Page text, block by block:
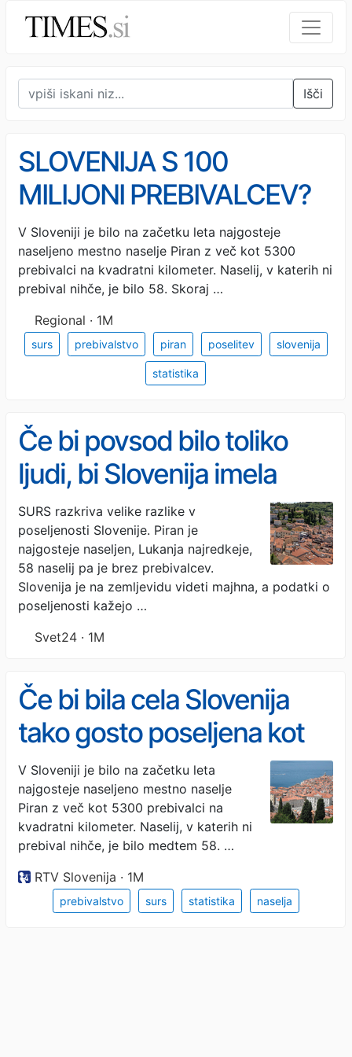
Išči
SLOVENIJA S 100
MILIJONI PREBIVALCEV?
Lahko, če bi bila tako gosto
naseljena kot Piran
V Sloveniji je bilo na začetku leta najgosteje
naseljeno mestno naselje Piran z več kot 5300
prebivalci na kvadratni kilometer. Naselij, v katerih ni
prebival nihče, je bilo 58. Skoraj …
Regional · 1M
surs prebivalstvo piran poselitev slovenija
statistika
Če bi povsod bilo toliko
ljudi, bi Slovenija imela
108.000.000 prebivalcev
SURS razkriva velike razlike v
poseljenosti Slovenije. Piran je
najgosteje naseljen, Lukanja najredkeje,
58 naselij pa je brez prebivalcev.
Slovenija je na zemljevidu videti majhna, a podatki o
poseljenosti kažejo …
Svet24 · 1M
Če bi bila cela Slovenija
tako gosto poseljena kot
Piran, bi imela več kot 100
milijonov prebivalcev
V Sloveniji je bilo na začetku leta
najgosteje naseljeno mestno naselje
Piran z več kot 5300 prebivalci na
kvadratni kilometer. Naselij, v katerih ni
prebival nihče, je bilo medtem 58. …
RTV Slovenija · 1M
prebivalstvo surs statistika naselja